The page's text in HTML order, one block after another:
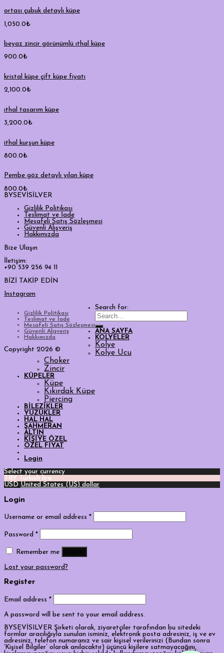
ortası çubuk detaylı küpe
1,050.0₺
beyaz zincir görünümlü ıthal küpe
900.0₺
kristal küpe çift küpe fiyatı
2,100.0₺
ıthal tasarım küpe
3,200.0₺
ithal kurşun küpe
800.0₺
Pembe göz detaylı yılan küpe
800.0₺
BYSEVİSİLVER
Gizlilik Politikası
Teslimat ve İade
Mesafeli Satış Sözleşmesi
Güvenli Alışveriş
Hakkımızda
Bize Ulaşın
İletişim:
+90 539 256 94 11
BİZİ TAKİP EDİN
Instagram
Gizlilik Politikası
Teslimat ve İade
Mesafeli Satış Sözleşmesi
Güvenli Alışveriş
Hakkımızda
Copyright 2026 ©
Search for:
ANA SAYFA
KOLYELER
Kolye
Kolye Ucu
Choker
Zincir
KÜPELER
Küpe
Kıkırdak Küpe
Piercing
BİLEZİKLER
YÜZÜKLER
HAL HAL
ŞAHMERAN
ALTIN
KİŞİYE ÖZEL
ÖZEL FİYAT
Login
Select your currency
TRY
Turkish lira
USD United States (US) dollar
Login
Username or email address *
Password *
Remember me
Lost your password?
Register
Email address *
A password will be sent to your email address.
BYSEVİSILVER Şirketi olarak, ziyaretçiler tarafından bu sitedeki
formlar aracılığıyla sunulan isminiz, elektronik posta adresiniz, iş ve ev
adresiniz, telefon numaranız ve sair kişisel verilerinizi (Bundan sonra
‘Kişisel Bilgiler’ olarak anılacaktır) üçüncü kişilere satmayacağını,